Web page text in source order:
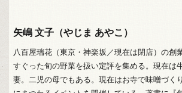
矢嶋 文子（やじま あやこ）
八百屋瑞花（東京・神楽坂／現在は閉店）の創
すぐった旬の野菜を扱い定評を集める。現在は
妻。二児の母でもある。現在はお寺で味噌づく